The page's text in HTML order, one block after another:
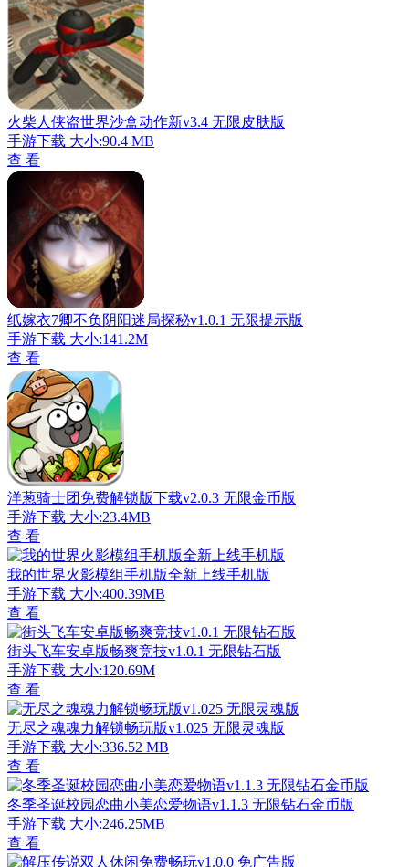
火柴人侠盗世界沙盒动作新v3.4 无限皮肤版
手游下载 大小:90.4 MB
查 看
纸嫁衣7卿不负阴阳迷局探秘v1.0.1 无限提示版
手游下载 大小:141.2M
查 看
洋葱骑士团免费解锁版下载v2.0.3 无限金币版
手游下载 大小:23.4MB
查 看
我的世界火影模组手机版全新上线手机版
手游下载 大小:400.39MB
查 看
街头飞车安卓版畅爽竞技v1.0.1 无限钻石版
手游下载 大小:120.69M
查 看
无尽之魂魂力解锁畅玩版v1.025 无限灵魂版
手游下载 大小:336.52 MB
查 看
冬季圣诞校园恋曲小美恋爱物语v1.1.3 无限钻石金币版
手游下载 大小:246.25MB
查 看